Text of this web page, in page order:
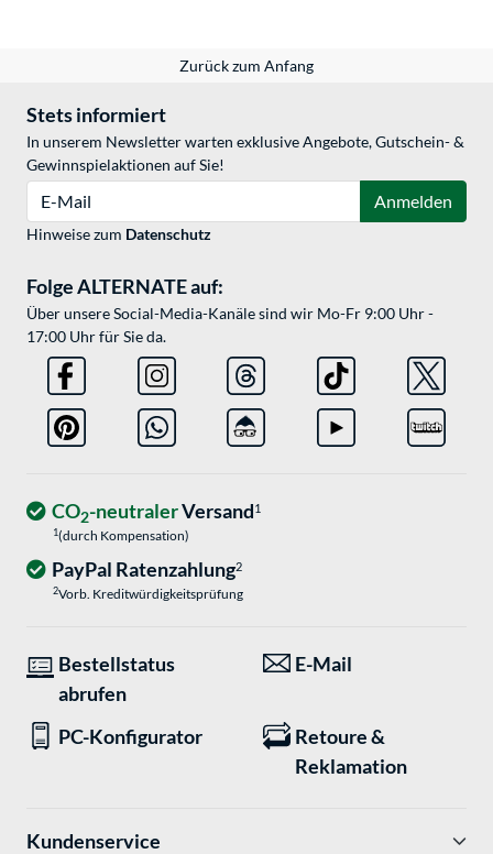
Zurück zum Anfang
Stets informiert
In unserem Newsletter warten exklusive Angebote, Gutschein- &
Gewinnspielaktionen auf Sie!
Anmelden
Hinweise zum Datenschutz
Folge ALTERNATE auf:
Über unsere Social-Media-Kanäle sind wir Mo-Fr 9:00 Uhr -
17:00 Uhr für Sie da.
CO2-neutralerVersand1
1(durch Kompensation)
PayPal Ratenzahlung2
2Vorb. Kreditwürdigkeitsprüfung
Bestellstatus
abrufen
E-Mail
PC-Konfigurator
Retoure &
Reklamation
Kundenservice